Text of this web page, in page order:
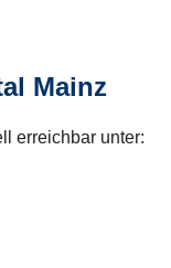
Mainz
erreichbar unter: